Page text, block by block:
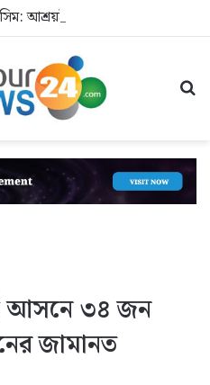
আশ্রয়হীন শহীদের পরিবার
আসনে ৩৪ জন
জামানত